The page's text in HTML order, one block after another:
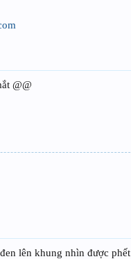
@@
lên khung nhìn được phết